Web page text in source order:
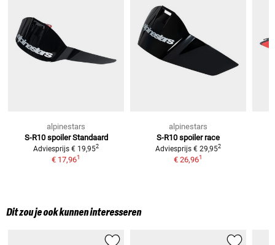
alpinestars
S-R10 spoiler Standaard
Adviesprijs € 19,952
€ 17,961
alpinestars
S-R10 spoiler race
Adviesprijs € 29,952
€ 26,961
Dit zou je ook kunnen interesseren